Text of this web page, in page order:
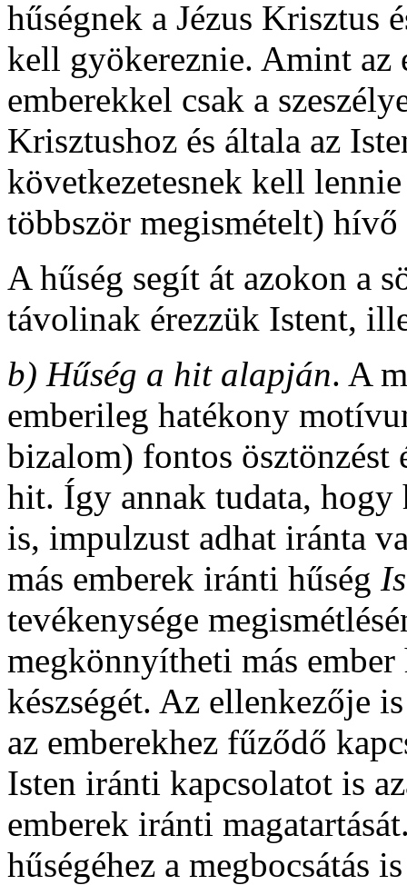
hűségnek a Jézus Krisztus
kell gyökereznie. Amint az
emberekkel csak a
Krisztushoz és általa az
következetesnek kell
többször megismételt) hívő
A hűség segít át azokon a
távolinak érezzük Istent,
b) Hűség a hit alapján. A
emberileg hatékony
bizalom) fontos ösztönzést
hit. Így annak tudata, hogy
is, impulzust adhat iránta
más emberek iránti hűség
tevékenysége
megkönnyítheti más ember
készségét. Az ellenkezője
az emberekhez fűződő
Isten iránti kapcsolatot is
emberek iránti
hűségéhez a megbocsátás